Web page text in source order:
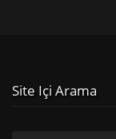
Site Içi Arama